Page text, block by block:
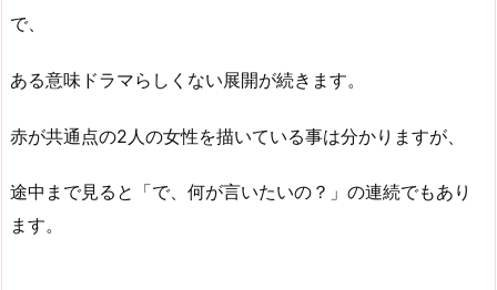
で、
ある意味ドラマらしくない展開が続きます。
赤が共通点の2人の女性を描いている事は分かりますが、
途中まで見ると「で、何が言いたいの？」の連続でもあり
ます。